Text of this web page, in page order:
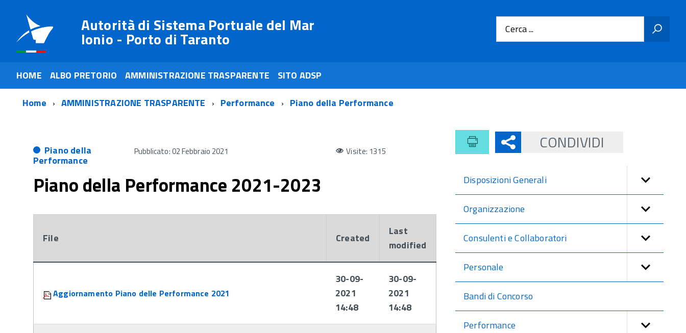
Autorità di Sistema Portuale del Mar
Ionio - Porto di Taranto Cerca ...
HOME ALBO PRETORIO AMMINISTRAZIONE TRASPARENTE
SITO ADSP
Home
AMMINISTRAZIONE TRASPARENTE Performance Piano della Performance
Piano della
Performance
Pubblicato: 02 Febbraio 2021 Visite: 1315
Piano della Performance 2021-2023
File Created
Last
modified
Aggiornamento Piano delle Performance 2021
30-09-
2021
14:48
30-09-
2021
14:48
CONDIVIDI
Disposizioni Generali
Organizzazione
Consulenti e Collaboratori
Personale
Bandi di Concorso
Performance